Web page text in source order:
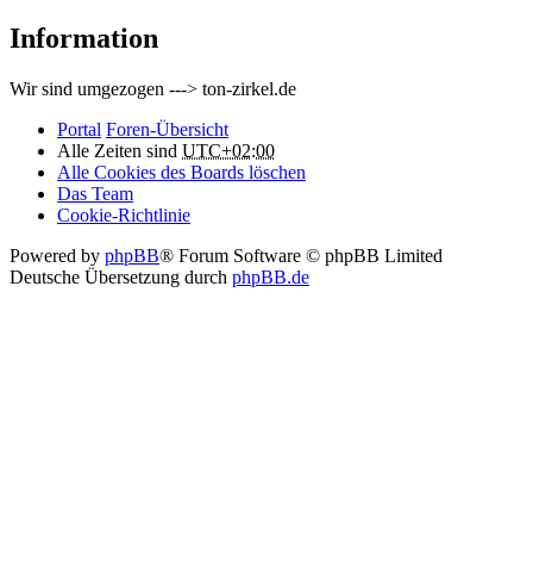
Information
Wir sind umgezogen ---> ton-zirkel.de
Portal Foren-Übersicht
Alle Zeiten sind UTC+02:00
Alle Cookies des Boards löschen
Das Team
Cookie-Richtlinie
Powered by phpBB® Forum Software © phpBB Limited
Deutsche Übersetzung durch phpBB.de